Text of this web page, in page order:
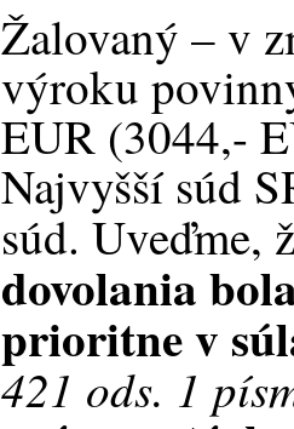
Žalovaný – v
výroku
EUR (3044,-
Najvyšší súd
súd. Uveďme,
dovolania
prioritne v
421 ods. 1